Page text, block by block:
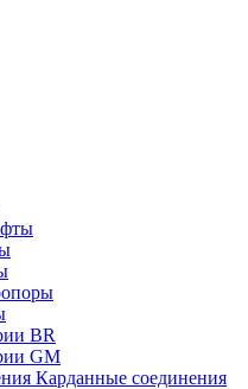
BR
GM
Карданные соединения